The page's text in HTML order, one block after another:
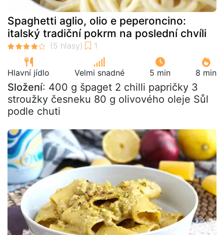
Spaghetti aglio, olio e peperoncino:
italský tradiční pokrm na poslední chvíli
Hlavní jídlo Velmi snadné 5 min 8 min
Složení: 400 g špaget 2 chilli papričky 3
stroužky česneku 80 g olivového oleje Sůl
podle chuti